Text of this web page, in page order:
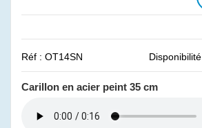
Réf : OT14SN Disponibilité
Carillon en acier peint 35 cm